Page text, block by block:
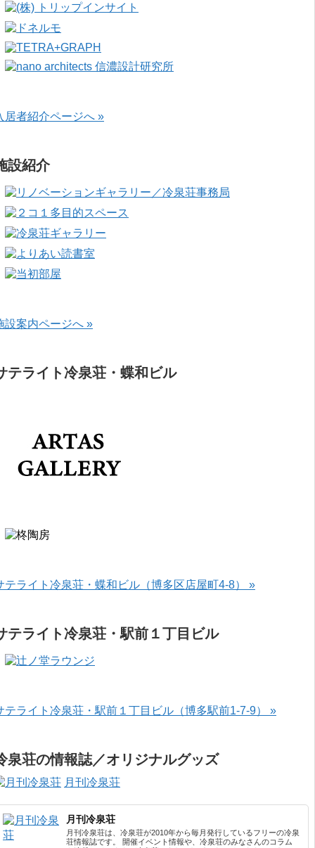
居者紹介ページへ »
設紹介
設案内ページへ »
テライト冷泉荘・蝶和ビル
テライト冷泉荘・蝶和ビル（博多区店屋町4-8） »
テライト冷泉荘・駅前１丁目ビル
テライト冷泉荘・駅前１丁目ビル（博多駅前1-7-9） »
泉荘の情報誌／オリジナルグッズ
月刊冷泉荘
月刊冷泉荘
月刊冷泉荘は、冷泉荘が2010年から毎月発行しているフリーの冷泉
荘情報誌です。 開催イベント情報や、冷泉荘のみなさんのコラム